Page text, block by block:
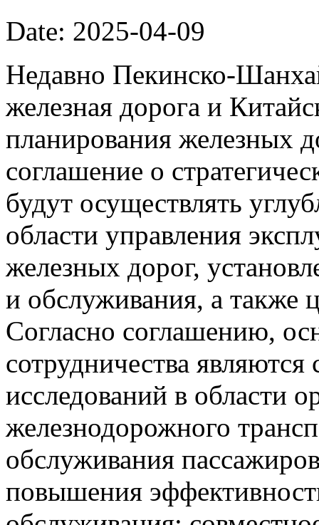
Date: 2025-04-09
Недавно Пекинско-
железная дорога и
планирования железных
соглашение о
будут осуществлять
области управления
железных дорог,
и обслуживания, а также
Согласно соглашению,
сотрудничества
исследований в области
железнодорожного
обслуживания
повышения